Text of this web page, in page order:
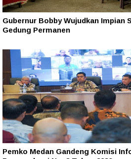
Gubernur Bobby Wujudkan Impian
Gedung Permanen
Pemko Medan Gandeng Komisi